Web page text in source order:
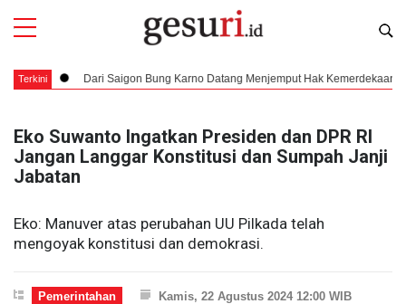
Terkini
Dari Saigon Bung Karno Datang Menjemput Hak Kemerdekaan yang Utuh
Eko Suwanto Ingatkan Presiden dan DPR RI
Jangan Langgar Konstitusi dan Sumpah Janji
Jabatan
Eko: Manuver atas perubahan UU Pilkada telah
mengoyak konstitusi dan demokrasi.
Pemerintahan
Kamis, 22 Agustus 2024 12:00 WIB